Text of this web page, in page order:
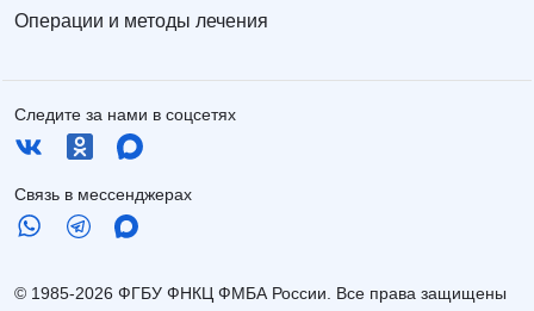
Операции и методы лечения
Следите за нами в соцсетях
Связь в мессенджерах
© 1985-2026 ФГБУ ФНКЦ ФМБА России. Все права защищены